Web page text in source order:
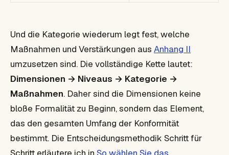
Und die Kategorie wiederum legt fest, welche
Maßnahmen und Verstärkungen aus Anhang II
umzusetzen sind. Die vollständige Kette lautet:
Dimensionen → Niveaus → Kategorie →
Maßnahmen. Daher sind die Dimensionen keine
bloße Formalität zu Beginn, sondern das Element,
das den gesamten Umfang der Konformität
bestimmt. Die Entscheidungsmethodik Schritt für